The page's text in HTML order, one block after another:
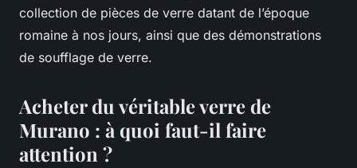
collection de pièces de verre datant de l’époque
romaine à nos jours, ainsi que des démonstrations
de soufflage de verre.
Acheter du véritable verre de
Murano : à quoi faut-il faire
attention ?